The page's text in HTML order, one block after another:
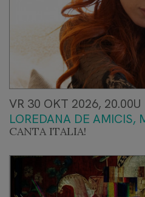
VR 30 OKT 2026, 20.00U
LOREDANA DE AMICIS,
CANTA ITALIA!